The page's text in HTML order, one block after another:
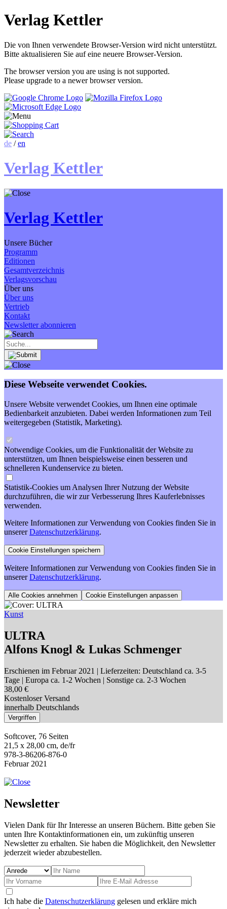
Verlag Kettler
Die von Ihnen verwendete Browser-Version wird nicht unterstützt.
Bitte aktualisieren Sie auf eine neuere Browser-Version.
The browser version you are using is not supported.
Please upgrade to a newer browser version.
de /en
Verlag Kettler
Verlag Kettler
Unsere Bücher
Programm
Editionen
Gesamtverzeichnis
Verlagsvorschau
Über uns
Über uns
Vertrieb
Kontakt
Newsletter abonnieren
Diese Webseite verwendet Cookies.
Unsere Website verwendet Cookies, um Ihnen eine optimale
Bedienbarkeit anzubieten. Dabei werden Informationen zum Teil
weitergegeben (Statistik, Marketing).
Notwendige Cookies, um die Funktionalität der Website zu
unterstützen, um Ihnen beispielsweise einen besseren und
schnelleren Kundenservice zu bieten.
Statistik-Cookies um Analysen Ihrer Nutzung der Website
durchzuführen, die wir zur Verbesserung Ihres Kauferlebnisses
verwenden.
Weitere Informationen zur Verwendung von Cookies finden Sie in
unsererDatenschutzerklärung.
Weitere Informationen zur Verwendung von Cookies finden Sie in
unsererDatenschutzerklärung.
Cookie Einstellungen anpassen
Kunst
ULTRA
Alfons Knogl & Lukas Schmenger
Erschienen im Februar 2021 | Lieferzeiten: Deutschland ca. 3-5
Tage | Europa ca. 1-2 Wochen | Sonstige ca. 2-3 Wochen
38,00 €
Kostenloser Versand
innerhalb Deutschlands
Vergriffen
Softcover, 76 Seiten
21,5 x 28,00 cm, de/fr
978-3-86206-876-0
Februar 2021
Newsletter
Vielen Dank für Ihr Interesse an unseren Büchern. Bitte geben Sie
unten Ihre Kontaktinformationen ein, um zukünftig unseren
Newsletter zu erhalten. Sie haben die Möglichkeit, den Newsletter
jederzeit wieder abzubestellen.
Ich habe die Datenschutzerklärung gelesen und erkläre mich